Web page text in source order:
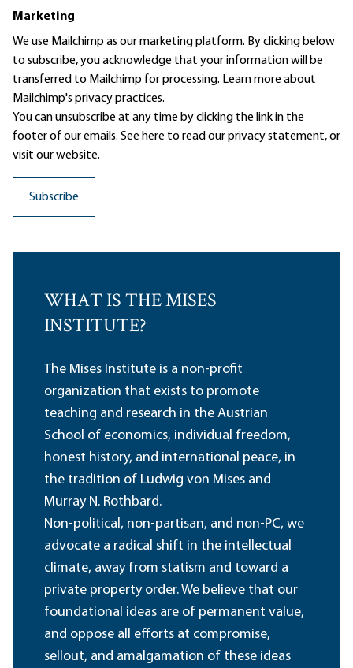
Marketing
We use Mailchimp as our marketing platform. By clicking below
to subscribe, you acknowledge that your information will be
transferred to Mailchimp for processing. Learn moreabout
Mailchimp's privacy practices.
You can unsubscribe at any time by clicking the link in the
footer of our emails. See here to read ourprivacy statement, or
visit our website.
WHAT IS THE MISES
INSTITUTE?
The Mises Institute is a non-profit
organization that exists to promote
teaching and research in the Austrian
School of economics, individual freedom,
honest history, and international peace, in
the tradition of Ludwig von Mises and
Murray N. Rothbard.
Non-political, non-partisan, and non-PC, we
advocate a radical shift in the intellectual
climate, away from statism and toward a
private property order. We believe that our
foundational ideas are of permanent value,
and oppose all efforts at compromise,
sellout, and amalgamation of these ideas